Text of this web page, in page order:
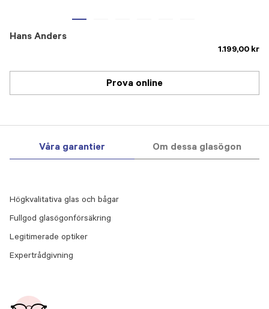
Hans Anders
1.199,00 kr
Prova online
Våra garantier Om dessa glasögon
Högkvalitativa glas och bågar
Fullgod glasögonförsäkring
Legitimerade optiker
Expertrådgivning